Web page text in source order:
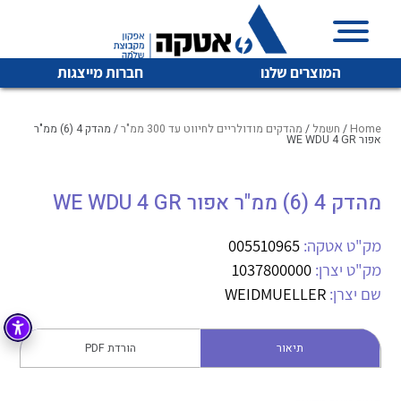
המוצרים שלנו חברות מייצגות
איכות | שרות | זמינות
והפצה של מוצרי
מיתוג, בקרה , ואינסטלציה חשמלית ופעילה ב7 תחומים:
חשמל מיתוג ואינסטלציה חשמלית
בקרה
זיווד
לכל מוצרי היצרן לכל מוצרי היצרן
לכל מוצרי היצרן לכל מוצרי היצרן
Home
/ חשמל / מהדקים מודולריים לחיווט עד 300 ממ"ר / מהדק 4 (6) ממ"ר
אפור WE WDU 4 GR
מהדק 4 (6) ממ"ר אפור WE WDU 4 GR
מק"ט אטקה: 005510965
מק"ט יצרן: 1037800000
שם יצרן: WEIDMUELLER
תיאור הורדת PDF